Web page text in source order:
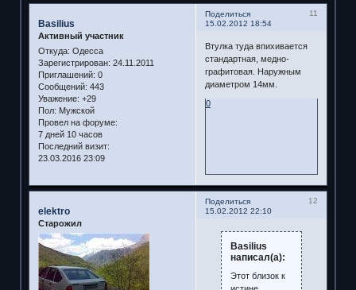
Поделиться
11
15.02.2012 18:54
Basilius
Активный участник
Откуда: Одесса
Зарегистрирован: 24.11.2011
Приглашений: 0
Сообщений: 443
Уважение: +29
Пол: Мужской
Провел на форуме:
7 дней 10 часов
Последний визит:
23.03.2016 23:09
Втулка туда впихивается
стандартная, медно-
графитовая. Наружным
диаметром 14мм.
0
Поделиться
12
15.02.2012 22:10
elektro
Старожил
Basilius
написал(а):
Этот близок к